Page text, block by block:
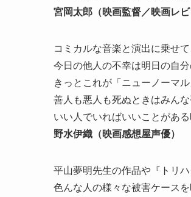
宮岡太郎（映画監督／映画レビ
コミカルな音楽と演出に乗せ
今日の他人の不幸は明日の自
きっとこれが「ニューノーマル
善人も悪人も死ぬときはみんな
いい人でいればいいことがあ
野水伊織（映画感想屋声優）
平山夢明先生の作品や『トリ
色んな人の様々な被害ケース